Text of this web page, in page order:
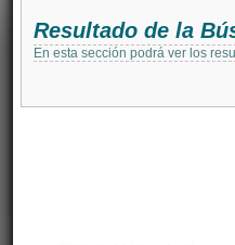
Resultado de la
En esta sección podrá ver los